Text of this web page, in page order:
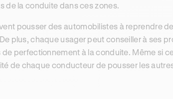
de la conduite dans ces zones.
pousser des automobilistes à reprendre
plus, chaque usager peut conseiller à ses
de perfectionnement à la conduite. Même si
de chaque conducteur de pousser les